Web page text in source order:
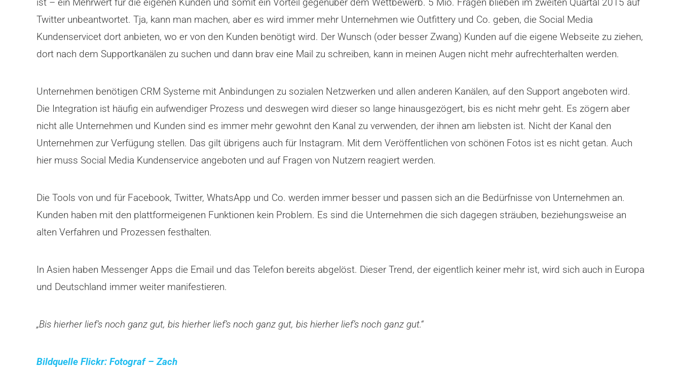
Twitter unbeantwortet. Tja, kann man machen, aber es wird immer mehr Unternehmen wie Outfittery und Co. geben, die Social Media
Kundenservicet dort anbieten, wo er von den Kunden benötigt wird. Der Wunsch (oder besser Zwang) Kunden auf die eigene Webseite zu ziehen,
dort nach dem Supportkanälen zu suchen und dann brav eine Mail zu schreiben, kann in meinen Augen nicht mehr aufrechterhalten werden.
Unternehmen benötigen CRM Systeme mit Anbindungen zu sozialen Netzwerken und allen anderen Kanälen, auf den Support angeboten wird.
Die Integration ist häufig ein aufwendiger Prozess und deswegen wird dieser so lange hinausgezögert, bis es nicht mehr geht. Es zögern aber
nicht alle Unternehmen und Kunden sind es immer mehr gewohnt den Kanal zu verwenden, der ihnen am liebsten ist. Nicht der Kanal den
Unternehmen zur Verfügung stellen. Das gilt übrigens auch für Instagram. Mit dem Veröffentlichen von schönen Fotos ist es nicht getan. Auch
hier muss Social Media Kundenservice angeboten und auf Fragen von Nutzern reagiert werden.
Die Tools von und für Facebook, Twitter, WhatsApp und Co. werden immer besser und passen sich an die Bedürfnisse von Unternehmen an.
Kunden haben mit den plattformeigenen Funktionen kein Problem. Es sind die Unternehmen die sich dagegen sträuben, beziehungsweise an
alten Verfahren und Prozessen festhalten.
In Asien haben Messenger Apps die Email und das Telefon bereits abgelöst. Dieser Trend, der eigentlich keiner mehr ist, wird sich auch in Europa
und Deutschland immer weiter manifestieren.
„Bis hierher lief’s noch ganz gut, bis hierher lief’s noch ganz gut, bis hierher lief’s noch ganz gut.“
Bildquelle Flickr: Fotograf – Zach